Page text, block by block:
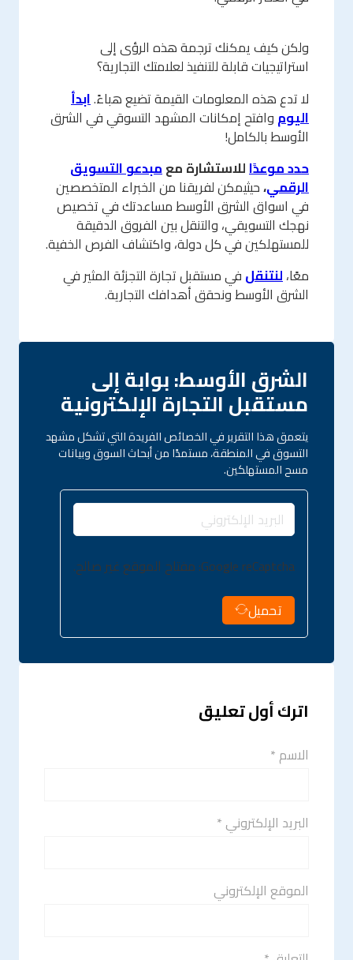
ولكن كيف يمكنك ترجمة هذه الرؤى إلى
استراتيجيات قابلة للتنفيذ لعلامتك التجارية؟
لا تدع هذه المعلومات القيمة تضيع هباءً.ابدأ
اليوم وافتح إمكانات المشهد التسوقي في الشرق
الأوسط بالكامل!
حدد موعدًاللاستشارة معمبدعو التسويق
الرقمي،حيثيمكن لفريقنا من الخبراء المتخصصين
في اسواق الشرق الأوسط مساعدتك في تخصيص
نهجك التسويقي، والتنقل بين الفروق الدقيقة
للمستهلكين في كل دولة، واكتشاف الفرص الخفية.
معًا،لنتنقل في مستقبل تجارة التجزئة المثير في
الشرق الأوسط ونحقق أهدافك التجارية.
الشرق الأوسط: بوابة إلى
مستقبل التجارة الإلكترونية
يتعمق هذا التقرير في الخصائص الفريدة التي تشكل مشهد
التسوق في المنطقة، مستمدًا من أبحاث السوق وبيانات
مسح المستهلكين.
Google reCaptcha: مفتاح الموقع غير صالح.
تحميل
اترك أول تعليق
الاسم *
البريد الإلكتروني *
الموقع الإلكتروني